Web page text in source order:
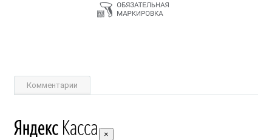
Комментарии
×